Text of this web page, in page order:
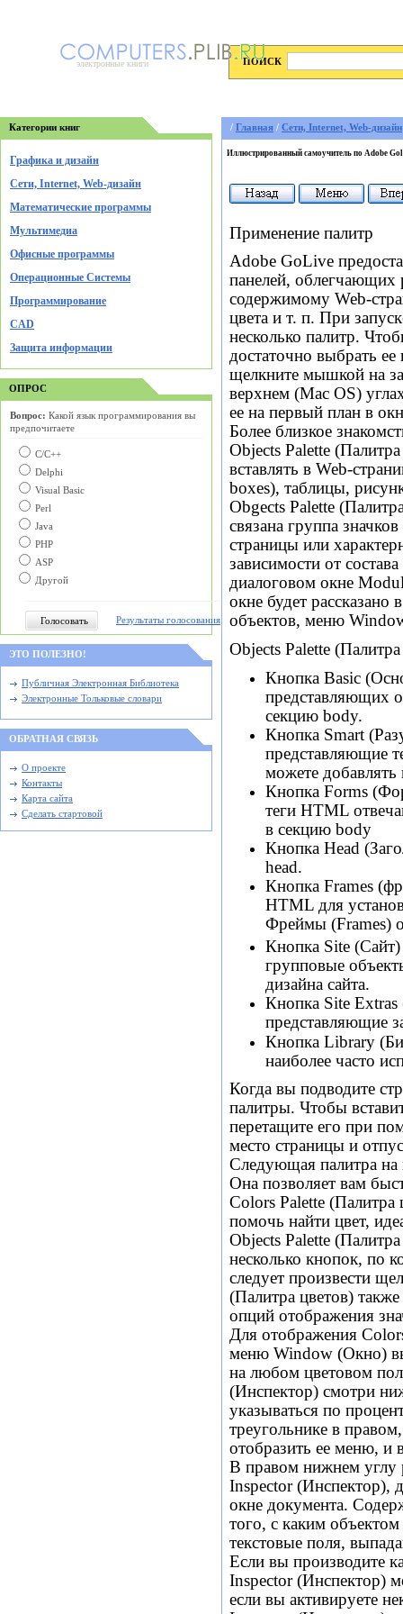
электронные книги ПОИСК
Категории книг
Графика и дизайн
Cети, Internet, Web-дизайн
Математические программы
Мультимедиа
Офисные программы
Операционные Системы
Программирование
CAD
Защита информации
ОПРОС
Вопрос: Какой язык программирования вы
предпочитаете
С/C++
Delphi
Visual Basic
Perl
Java
PHP
ASP
Другой
Результаты голосования
ЭТО ПОЛЕЗНО!
Публичная Электронная Библиотека
Электронные Тольковые словари
ОБРАТНАЯ СВЯЗЬ
О проекте
Контакты
Карта сайта
Сделать стартовой
/ Главная / Cети, Internet, Web-дизайн
Иллюстрированный самоучитель по Adobe
Применение палитр
Adobe GoLive
панелей, облегчающих
содержимому Web-
цвета и т. п. При
несколько палитр.
достаточно выбрать
щелкните мышкой на
верхнем (Mac OS)
ее на первый план в
Более близкое
Objects Palette
вставлять в Web-
boxes), таблицы,
Obgects Palette (
связана группа
страницы или
зависимости от
диалоговом окне
окне будет
объектов, меню
Objects Palette
Кнопка Basic
представляющих
секцию body.
Кнопка Smart
представляющие
можете
Кнопка Forms
теги HTML
в секцию bоdу
Кнопка Head
head.
Кнопка Frames
HTML для
Фреймы (Frames)
Кнопка Site
групповые
дизайна сайта.
Кнопка Site
представляющие
Кнопка Library
наиболее часто
Когда вы подводите
палитры. Чтобы
перетащите его при
место страницы и
Следующая палитра
Она позволяет вам
Colors Palette (Палитра
помочь найти цвет,
Objects Palette
несколько кнопок, по
следует произвести
(Палитра цветов)
опций отображения
Для отображения
меню Window (Окно)
на любом цветовом
(Инспектор) смотри
указываться по
треугольнике в
отобразить ее меню, и
В правом нижнем углу
Inspector (Инспектор),
окне документа.
того, с каким
текстовые поля,
Если вы производите
Inspector (Инспектор)
если вы активируете